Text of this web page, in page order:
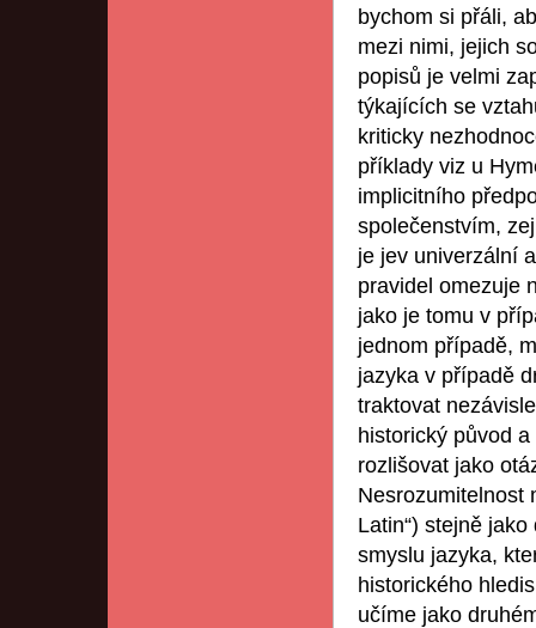
bychom si přáli,
mezi nimi, jejich
popisů je velmi
týkajících se
kriticky
příklady viz u
implicitního
společenstvím,
je jev univerzální
pravidel omezuje
jako je tomu v
jednom případě,
jazyka v případě
traktovat
historický původ
rozlišovat jako
Nesrozumitelnost
Latin“) stejně jako
smyslu jazyka,
historického
učíme jako